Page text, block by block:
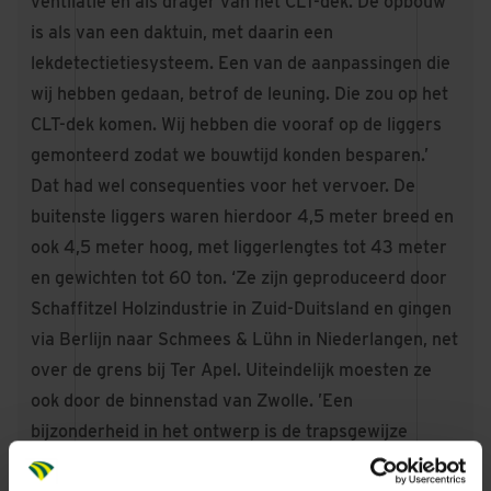
is als van een daktuin, met daarin een
lekdetectietiesysteem. Een van de aanpassingen die
wij hebben gedaan, betrof de leuning. Die zou op het
CLT-dek komen. Wij hebben die vooraf op de liggers
gemonteerd zodat we bouwtijd konden besparen.’
Dat had wel consequenties voor het vervoer. De
buitenste liggers waren hierdoor 4,5 meter breed en
ook 4,5 meter hoog, met liggerlengtes tot 43 meter
en gewichten tot 60 ton. ‘Ze zijn geproduceerd door
Schaffitzel Holzindustrie in Zuid-Duitsland en gingen
via Berlijn naar Schmees & Lühn in Niederlangen, net
over de grens bij Ter Apel. Uiteindelijk moesten ze
ook door de binnenstad van Zwolle. ’Een
bijzonderheid in het ontwerp is de trapsgewijze
afschuining van de buitenste liggers. ‘Dat is een